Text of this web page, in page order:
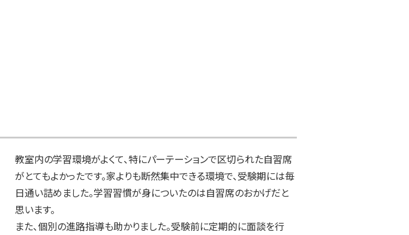
教室内の学習環境がよくて、特にパーテーションで区切られた自習席
がとてもよかったです。家よりも断然集中できる環境で、受験期には毎
日通い詰めました。学習習慣が身についたのは自習席のおかげだと
思います。
また、個別の進路指導も助かりました。受験前に定期的に面談を行